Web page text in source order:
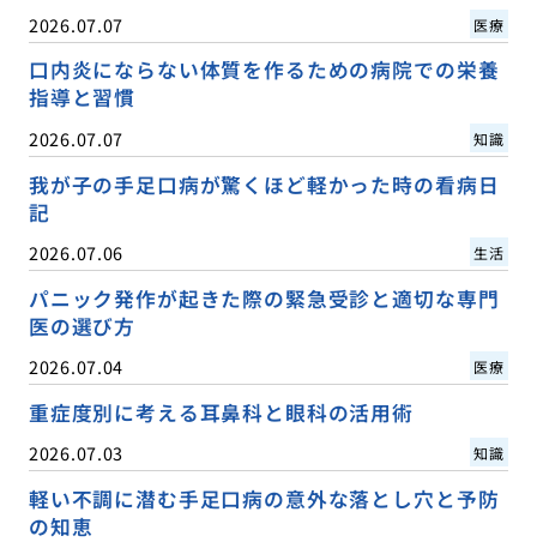
2026.07.07 医療
口内炎にならない体質を作るための病院での栄養
指導と習慣
2026.07.07 知識
我が子の手足口病が驚くほど軽かった時の看病日
記
2026.07.06 生活
パニック発作が起きた際の緊急受診と適切な専門
医の選び方
2026.07.04 医療
重症度別に考える耳鼻科と眼科の活用術
2026.07.03 知識
軽い不調に潜む手足口病の意外な落とし穴と予防
の知恵